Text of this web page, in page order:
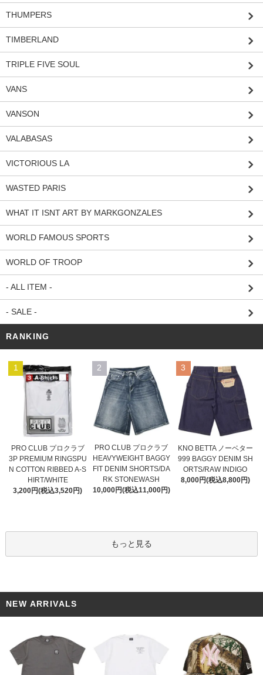
THUMPERS
TIMBERLAND
TRIPLE FIVE SOUL
VANS
VANSON
VALABASAS
VICTORIOUS LA
WASTED PARIS
WHAT IT ISNT ART BY MARKGONZALES
WORLD FAMOUS SPORTS
WORLD OF TROOP
- ALL ITEM -
- SALE -
RANKING
1
PRO CLUB プロクラブ
3P PREMIUM RINGSPU
N COTTON RIBBED A-S
HIRT/WHITE
3,200円(税込3,520円)
2
PRO CLUB プロクラブ
HEAVYWEIGHT BAGGY
FIT DENIM SHORTS/DA
RK STONEWASH
10,000円(税込11,000円)
3
KNO BETTA ノーベター
999 BAGGY DENIM SH
ORTS/RAW INDIGO
8,000円(税込8,800円)
もっと見る
NEW ARRIVALS